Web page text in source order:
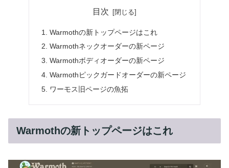
目次
Warmothの新トップページはこれ
Warmothネックオーダーの新ページ
Warmothボディオーダーの新ページ
Warmothピックガードオーダーの新ページ
ワーモス旧ページの魚拓
Warmothの新トップページはこれ